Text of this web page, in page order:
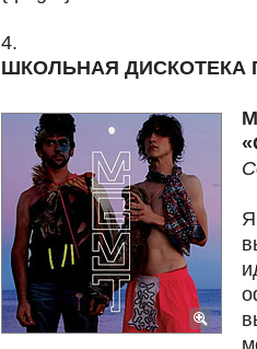
4.
ШКОЛЬНАЯ ДИСКОТЕКА